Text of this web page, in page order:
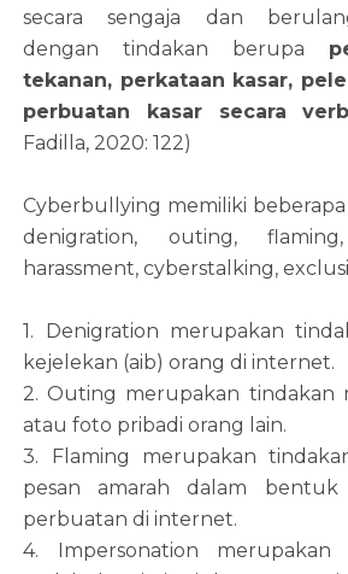
secara sengaja dan
dengan tindakan berupa
tekanan, perkataan kasar,
perbuatan kasar secara
Fadilla, 2020: 122)
Cyberbullying memiliki beberapa
denigration, outing, flaming,
harassment, cyberstalking,
1. Denigration merupakan
kejelekan (aib) orang di internet.
2. Outing merupakan tindakan
atau foto pribadi orang lain.
3. Flaming merupakan
pesan amarah dalam
perbuatan di internet.
4. Impersonation